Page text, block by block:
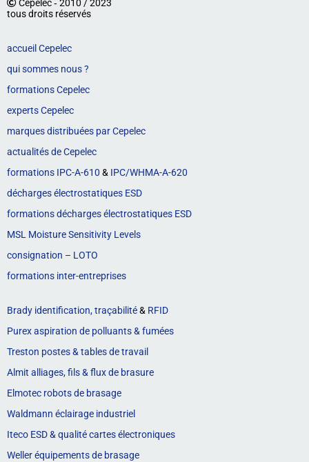
Cepelec ‐ 2010 / 2023
tous droits réservés
accueil Cepelec
qui sommes nous ?
formations Cepelec
experts Cepelec
marques distribuées par Cepelec
actualités de Cepelec
formations IPC-A-610 & IPC/WHMA-A-620
décharges électrostatiques ESD
formations décharges électrostatiques ESD
MSL Moisture Sensitivity Levels
consignation – LOTO
formations inter-entreprises
Brady identification, traçabilité& RFID
Purex aspiration de polluants & fumées
Treston postes & tables de travail
Almit alliages, fils & flux de brasure
Elmotec robots de brasage
Waldmann éclairage industriel
Iteco ESD & qualité cartes électroniques
Weller équipements de brasage